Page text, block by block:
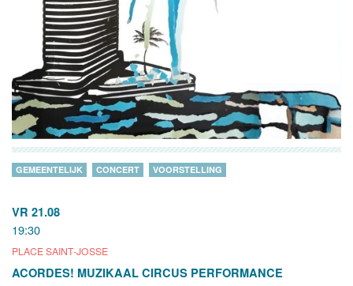
VR 21.08
19:30
PLACE SAINT-JOSSE
GEMEENTELIJK CONCERT VOORSTELLING
ACORDES! MUZIKAAL CIRCUS PERFORMANCE